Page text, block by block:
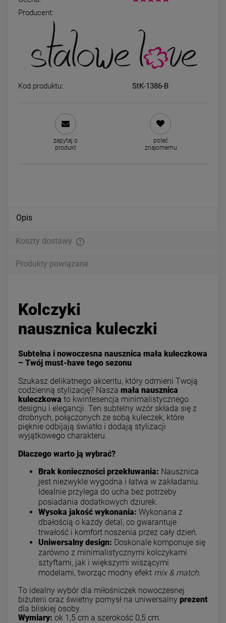
Kolczyki srebrne STAL
39,00 zł
DO KOSZYKA
Kolczyki STAL
dwie wisienki kryształki
39,00 zł
DO KOSZYKA
Producent:
Kod produktu: StK-1386-B
zapytaj o
produkt
poleć
znajomemu
Opis
Koszty dostawy
Produkty powiązane
Kolczyki
nausznica kuleczki
Subtelna i nowoczesna nausznica mała kuleczkowa
– Twój must-have tego sezonu
Szukasz delikatnego akcentu, który odmieni Twoją
codzienną stylizację? Nasza mała nausznica
kuleczkowa to kwintesencja minimalistycznego
designu i elegancji. Ten subtelny wzór składa się z
drobnych, połączonych ze sobą kuleczek, które
pięknie odbijają światło i dodają stylizacji
wyjątkowego charakteru.
Dlaczego warto ją wybrać?
Brak konieczności przekłuwania: Nausznica
jest niezwykle wygodna i łatwa w zakładaniu.
Idealnie przylega do ucha bez potrzeby
posiadania dodatkowych dziurek.
Wysoka jakość wykonania: Wykonana z
dbałością o każdy detal, co gwarantuje
trwałość i komfort noszenia przez cały dzień.
Uniwersalny design: Doskonale komponuje się
zarówno z minimalistycznymi kolczykami
sztyftami, jak i większymi wiszącymi
modelami, tworząc modny efekt mix & match
To idealny wybór dla miłośniczek nowoczesnej
biżuterii oraz świetny pomysł na uniwersalny prezent
dla bliskiej osoby.
Wymiary: ok 1,5 cm a szerokość 0,5 cm.